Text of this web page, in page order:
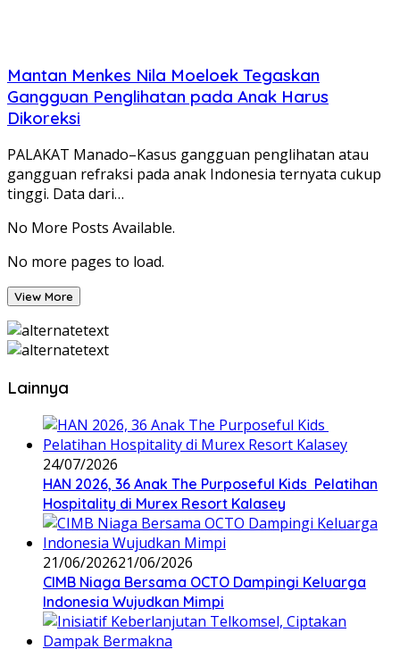
Mantan Menkes Nila Moeloek Tegaskan
Gangguan Penglihatan pada Anak Harus
Dikoreksi
PALAKAT Manado–Kasus gangguan penglihatan atau
gangguan refraksi pada anak Indonesia ternyata cukup
tinggi. Data dari…
No More Posts Available.
No more pages to load.
View More
Lainnya
24/07/2026
HAN 2026, 36 Anak The Purposeful Kids Pelatihan
Hospitality di Murex Resort Kalasey
21/06/202621/06/2026
CIMB Niaga Bersama OCTO Dampingi Keluarga
Indonesia Wujudkan Mimpi